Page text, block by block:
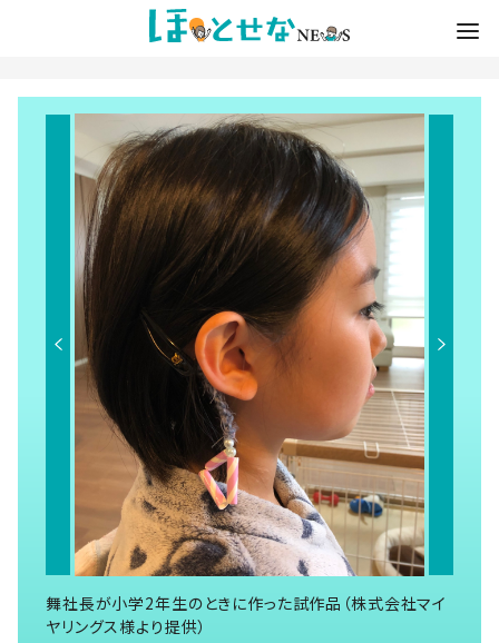
舞社長が小学2年生のときに作った試作品（株式会社マイ
ヤリングス様より提供）